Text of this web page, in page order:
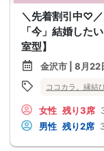
＼先着割引中♡
「今」結婚した
室型】
金沢市 | 8月22
ココカラ。縁結
女性 残り3席
男性 残り2席